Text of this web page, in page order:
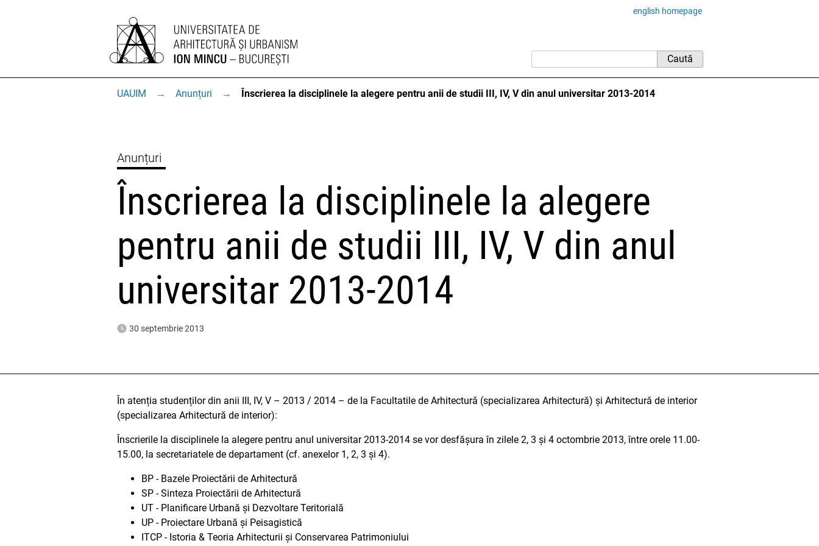
english homepage
UAUIM → Anunțuri → Înscrierea la disciplinele la alegere pentru anii de studii III, IV, V din anul universitar 2013-2014
Anunțuri
Înscrierea la disciplinele la alegere
pentru anii de studii III, IV, V din anul
universitar 2013-2014
30 septembrie 2013
În atenția studenților din anii III, IV, V – 2013 / 2014 – de la Facultatile de Arhitectură (specializarea Arhitectură) și Arhitectură de interior
(specializarea Arhitectură de interior):
Înscrierile la disciplinele la alegere pentru anul universitar 2013-2014 se vor desfășura în zilele 2, 3 și 4 octombrie 2013, între orele 11.00-
15.00, la secretariatele de departament (cf. anexelor 1, 2, 3 și 4).
BP - Bazele Proiectării de Arhitectură
SP - Sinteza Proiectării de Arhitectură
UT - Planificare Urbană și Dezvoltare Teritorială
UP - Proiectare Urbană și Peisagistică
ITCP - Istoria & Teoria Arhitecturii și Conservarea Patrimoniului